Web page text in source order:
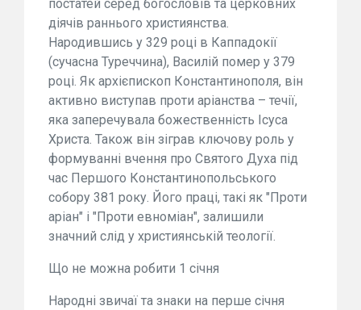
постатей серед богословів та церковних
діячів раннього християнства.
Народившись у 329 році в Каппадокії
(сучасна Туреччина), Василій помер у 379
році. Як архієпископ Константинополя, він
активно виступав проти аріанства – течії,
яка заперечувала божественність Ісуса
Христа. Також він зіграв ключову роль у
формуванні вчення про Святого Духа під
час Першого Константинопольського
собору 381 року. Його праці, такі як "Проти
аріан" і "Проти евноміан", залишили
значний слід у християнській теології.
Що не можна робити 1 січня
Народні звичаї та знаки на перше січня